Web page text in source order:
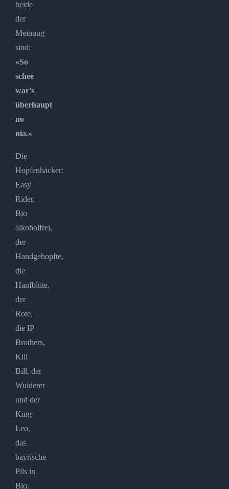
beide
der
Meinung
sind:
«So
schee
war’s
überhaupt
no
nia.»
Die
Hopfenhäcker:
Easy
Rider,
Bio
alkoholfrei,
der
Handgehopfte,
die
Hanfblüte,
der
Rote,
die IP
Brothers,
Kill
Bill, der
Wuiderer
und der
King
Leo,
das
bayrische
Pils in
Bio.